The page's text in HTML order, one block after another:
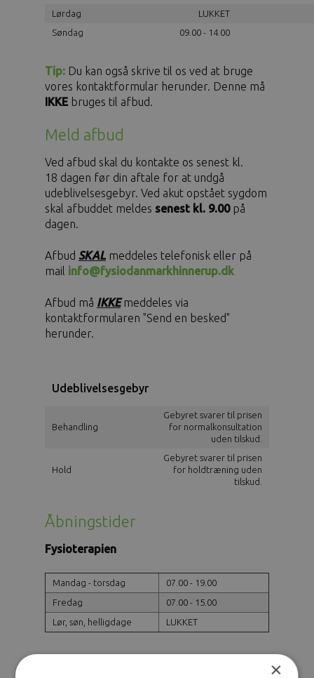
Lørdag
LUKKET
Søndag
09.00 - 14.00
Tip: Du kan også skrive til os ved at bruge
vores kontaktformular herunder. Denne må
IKKE bruges til afbud.
Meld afbud
Ved afbud skal du kontakte os senest kl.
18 dagen før din aftale for at undgå
udeblivelsesgebyr. Ved akut opstået sygdom
skal afbuddet meldes senest kl. 9.00på
dagen.
Afbud SKAL meddeles telefonisk eller på
mail info@fysiodanmarkhinnerup.dk
Afbud må IKKEmeddeles via
kontaktformularen "Send en besked"
herunder.
Udeblivelsesgebyr
Behandling
Gebyret svarer til prisen
for normalkonsultation
uden tilskud.
Hold
Gebyret svarer til prisen
for holdtræning uden
tilskud.
Åbningstider
Fysioterapien
Mandag - torsdag
07.00 - 19.00
Fredag
07.00 - 15.00
Lør, søn, helligdage
LUKKET
×